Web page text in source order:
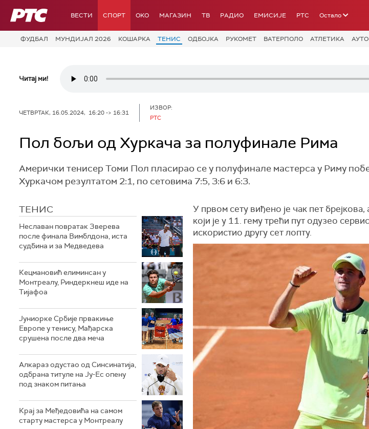
РТС ВЕСТИ СПОРТ OKO МАГАЗИН ТВ РАДИО ЕМИСИЈЕ РТС Остало
ФУДБАЛ МУНДИЈАЛ 2026 КОШАРКА ТЕНИС ОДБОЈКА РУКОМЕТ ВАТЕРПОЛО АТЛЕТИКА
Читај ми!
ЧЕТВРТАК, 16.05.2024, 16:20 -> 16:31
ИЗВОР:
РТС
Пол бољи од Хуркача за полуфинале Рима
Амерички тенисер Томи Пол пласирао се у полуфинале мастерса у Риму
Хуркачом резултатом 2:1, по сетовима 7:5, 3:6 и 6:3.
ТЕНИС
Неславан повратак Зверева
после финала Вимблдона, иста
судбина и за Медведева
Кецмановић елиминсан у
Монтреалу, Риндеркнеш иде на
Тијафоа
Јуниорке Србије првакиње
Европе у тенису, Мађарска
срушена после два меча
Алкараз одустао од Синсинатија,
одбрана титуле на Ју-Ес опену
под знаком питања
Крај за Међедовића на самом
старту мастерса у Монтреалу
У првом сету виђено је чак пет
који је у 11. гему трећи пут одузео
искористио другу сет лопту.